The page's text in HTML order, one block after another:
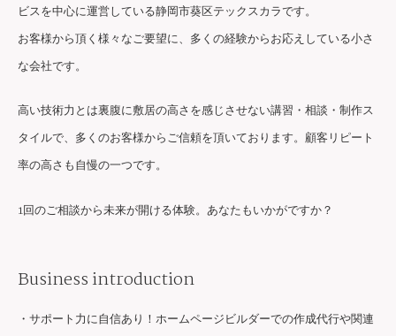
ビスを中心に運営している静岡市葵区テックスカラです。
お客様から頂く様々なご要望に、多くの経験からお応えしている小さ
な会社です。
高い技術力とは裏腹に敷居の高さを感じさせない講習・相談・制作ス
タイルで、多くのお客様からご信頼を頂いております。顧客リピート
率の高さも自慢の一つです。
1回のご相談から未来が開ける体験。あなたもいかがですか？
Business introduction
・サポート力に自信あり！ホームページビルダーでの作成代行や関連